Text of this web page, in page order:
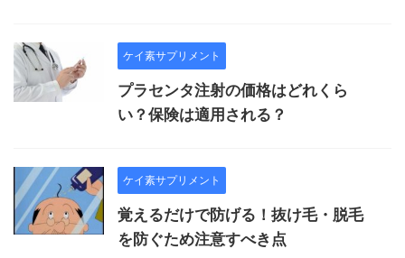
ケイ素サプリメント
プラセンタ注射の価格はどれくら
い？保険は適用される？
ケイ素サプリメント
覚えるだけで防げる！抜け毛・脱毛
を防ぐため注意すべき点